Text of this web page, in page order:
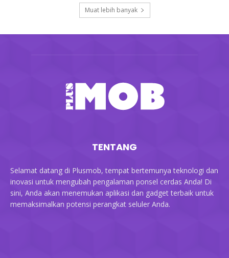
Muat lebih banyak
TENTANG
Selamat datang di Plusmob, tempat bertemunya teknologi dan
inovasi untuk mengubah pengalaman ponsel cerdas Anda! Di
sini, Anda akan menemukan aplikasi dan gadget terbaik untuk
memaksimalkan potensi perangkat seluler Anda.